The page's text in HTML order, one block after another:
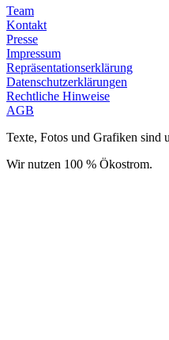
Team
Kontakt
Presse
Impressum
Repräsentationserklärung
Datenschutzerklärungen
Rechtliche Hinweise
AGB
Texte, Fotos und Grafiken sind
Wir nutzen 100 % Ökostrom.